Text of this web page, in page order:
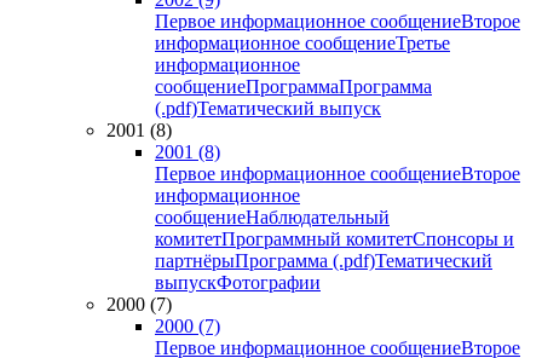
Первое информационное сообщениеВторое
информационное сообщениеТретье
информационное
сообщениеПрограммаПрограмма
(.pdf)Тематический выпуск
2001 (8)
2001 (8)
Первое информационное сообщениеВторое
информационное
сообщениеНаблюдательный
комитетПрограммный комитетСпонсоры и
партнёрыПрограмма (.pdf)Тематический
выпускФотографии
2000 (7)
2000 (7)
Первое информационное сообщениеВторое